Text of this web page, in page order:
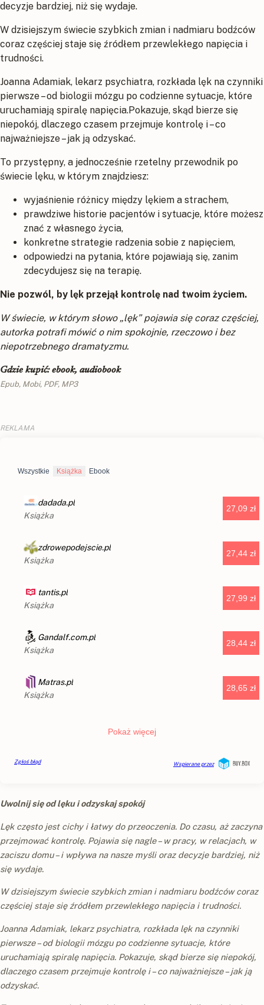
decyzje bardziej, niż się wydaje.
W dzisiejszym świecie szybkich zmian i nadmiaru bodźców
coraz częściej staje się źródłem przewlekłego napięcia i
trudności.
Joanna Adamiak, lekarz psychiatra, rozkłada lęk na czynniki
pierwsze – od biologii mózgu po codzienne sytuacje, które
uruchamiają spiralę napięcia.Pokazuje, skąd bierze się
niepokój, dlaczego czasem przejmuje kontrolę i – co
najważniejsze – jak ją odzyskać.
To przystępny, a jednocześnie rzetelny przewodnik po
świecie lęku, w którym znajdziesz:
wyjaśnienie różnicy między lękiem a strachem,
prawdziwe historie pacjentów i sytuacje, które możesz
znać z własnego życia,
konkretne strategie radzenia sobie z napięciem,
odpowiedzi na pytania, które pojawiają się, zanim
zdecydujesz się na terapię.
Nie pozwól, by lęk przejął kontrolę nad twoim życiem.
W świecie, w którym słowo „lęk” pojawia się coraz częściej,
autorka potrafi mówić o nim spokojnie, rzeczowo i bez
niepotrzebnego dramatyzmu.
Gdzie kupić: ebook, audiobook
Epub, Mobi, PDF, MP3
Uwolnij się od lęku i odzyskaj spokój
Lęk często jest cichy i łatwy do przeoczenia. Do czasu, aż zaczyna
przejmować kontrolę. Pojawia się nagle – w pracy, w relacjach, w
zaciszu domu – i wpływa na nasze myśli oraz decyzje bardziej, niż
się wydaje.
W dzisiejszym świecie szybkich zmian i nadmiaru bodźców coraz
częściej staje się źródłem przewlekłego napięcia i trudności.
Joanna Adamiak, lekarz psychiatra, rozkłada lęk na czynniki
pierwsze – od biologii mózgu po codzienne sytuacje, które
uruchamiają spiralę napięcia. Pokazuje, skąd bierze się niepokój,
dlaczego czasem przejmuje kontrolę i – co najważniejsze – jak ją
odzyskać.